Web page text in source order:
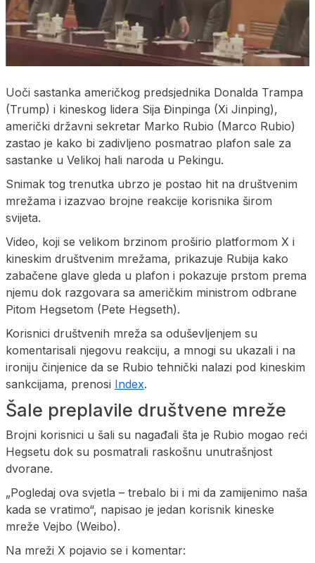
Uoči sastanka američkog predsjednika Donalda Trampa
(Trump) i kineskog lidera Sija Đinpinga (Xi Jinping),
američki državni sekretar Marko Rubio (Marco Rubio)
zastao je kako bi zadivljeno posmatrao plafon sale za
sastanke u Velikoj hali naroda u Pekingu.
Snimak tog trenutka ubrzo je postao hit na društvenim
mrežama i izazvao brojne reakcije korisnika širom
svijeta.
Video, koji se velikom brzinom proširio platformom X i
kineskim društvenim mrežama, prikazuje Rubija kako
zabačene glave gleda u plafon i pokazuje prstom prema
njemu dok razgovara sa američkim ministrom odbrane
Pitom Hegsetom (Pete Hegseth).
Korisnici društvenih mreža sa oduševljenjem su
komentarisali njegovu reakciju, a mnogi su ukazali i na
ironiju činjenice da se Rubio tehnički nalazi pod kineskim
sankcijama, prenosi Index.
Šale preplavile društvene mreže
Brojni korisnici u šali su nagađali šta je Rubio mogao reći
Hegsetu dok su posmatrali raskošnu unutrašnjost
dvorane.
„Pogledaj ova svjetla – trebalo bi i mi da zamijenimo naša
kada se vratimo“, napisao je jedan korisnik kineske
mreže Vejbo (Weibo).
Na mreži X pojavio se i komentar: